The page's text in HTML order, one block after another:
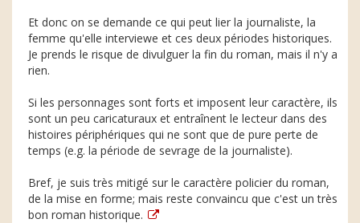
Et donc on se demande ce qui peut lier la journaliste, la
femme qu'elle interviewe et ces deux périodes historiques.
Je prends le risque de divulguer la fin du roman, mais il n'y a
rien.
Si les personnages sont forts et imposent leur caractère, ils
sont un peu caricaturaux et entraînent le lecteur dans des
histoires périphériques qui ne sont que de pure perte de
temps (e.g. la période de sevrage de la journaliste).
Bref, je suis très mitigé sur le caractère policier du roman,
de la mise en forme; mais reste convaincu que c'est un très
bon roman historique.